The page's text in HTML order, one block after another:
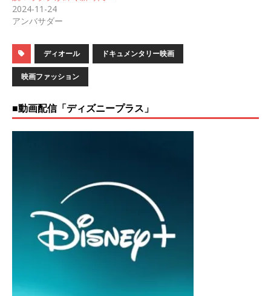
2024-11-24
アンバサダー
ディオール ドキュメンタリー映画
映画ファッション
■動画配信「ディズニープラス」